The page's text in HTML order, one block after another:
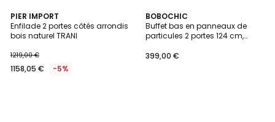
PIER IMPORT
Enfilade 2 portes côtés arrondis
bois naturel TRANI
1219,00 €
1158,05 € -5%
BOBOCHIC
Buffet bas en panneaux de
particules 2 portes 124 cm,
399,00 €